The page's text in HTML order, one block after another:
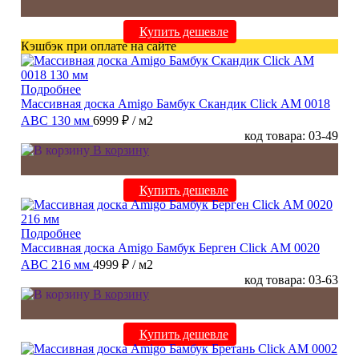
Купить дешевле
Кэшбэк при оплате на сайте
Подробнее
Массивная доска Amigo Бамбук Скандик Click АМ 0018
ABC 130 мм 6999 ₽ / м2
код товара: 03-49
В корзину
Купить дешевле
Подробнее
Массивная доска Amigo Бамбук Берген Click АМ 0020
ABC 216 мм 4999 ₽ / м2
код товара: 03-63
В корзину
Купить дешевле